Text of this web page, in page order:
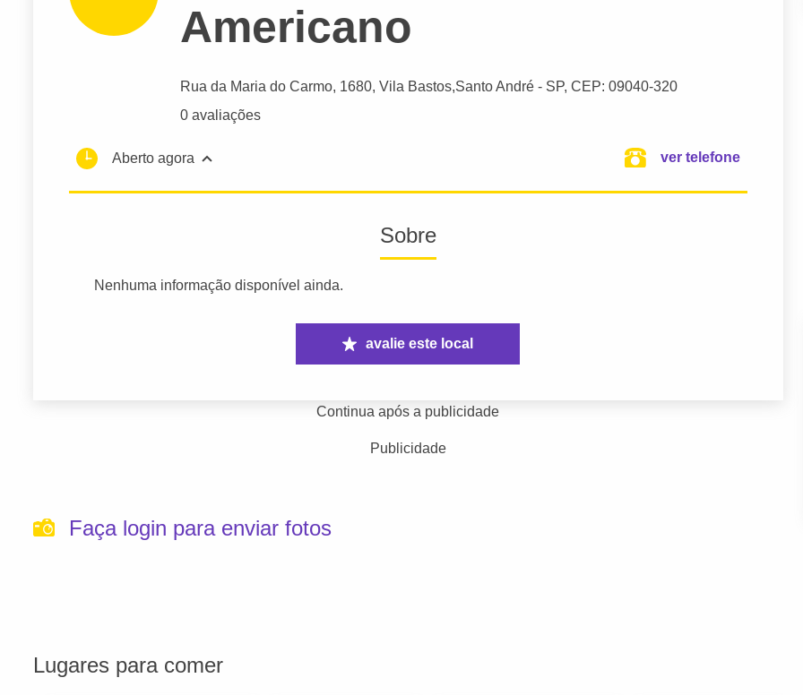
Americano
Rua da Maria do Carmo, 1680, Vila Bastos,Santo André - SP, CEP: 09040-320
0 avaliações
Aberto agora ver telefone
Sobre
Nenhuma informação disponível ainda.
avalie este local
Continua após a publicidade
Publicidade
Faça login para enviar fotos
Lugares para comer